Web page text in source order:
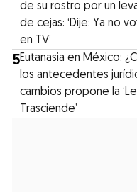
de su rostro por un
de cejas: ‘Dije: Ya no
en TV’
5Eutanasia en México:
los antecedentes
cambios propone la
Trasciende’